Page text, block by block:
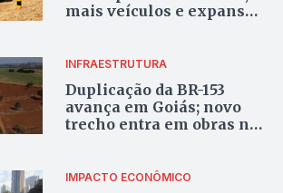
mais veículos e expansão
INFRAESTRUTURA
Duplicação da BR-153
avança em Goiás; novo
trecho entra em obras no
IMPACTO ECONÔMICO